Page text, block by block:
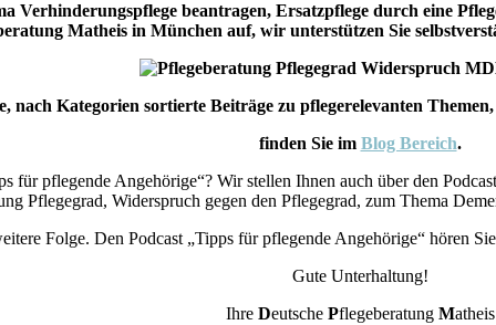
Verhinderungspflege beantragen, Ersatzpflege durch eine
Matheis in München auf, wir unterstützen Sie
nach Kategorien sortierte Beiträge zu pflegerelevanten
finden Sie im Blog Bereich.
für pflegende Angehörige“? Wir stellen Ihnen auch über den
Pflegegrad, Widerspruch gegen den Pflegegrad, zum Thema
Folge. Den Podcast „Tipps für pflegende Angehörige“ hören
Gute Unterhaltung!
Ihre Deutsche Pflegeberatung Matheis